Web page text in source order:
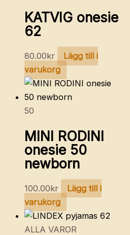
KATVIG onesie
62
80.00kr
Lägg till i
varukorg
50
MINI RODINI
onesie 50
newborn
100.00kr
Lägg till i
varukorg
ALLA VAROR